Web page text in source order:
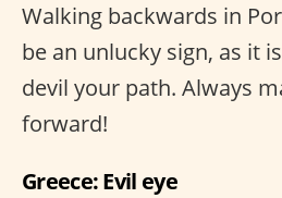
Walking backwards in
be an unlucky sign, as it
devil your path. Always
forward!
Greece: Evil eye